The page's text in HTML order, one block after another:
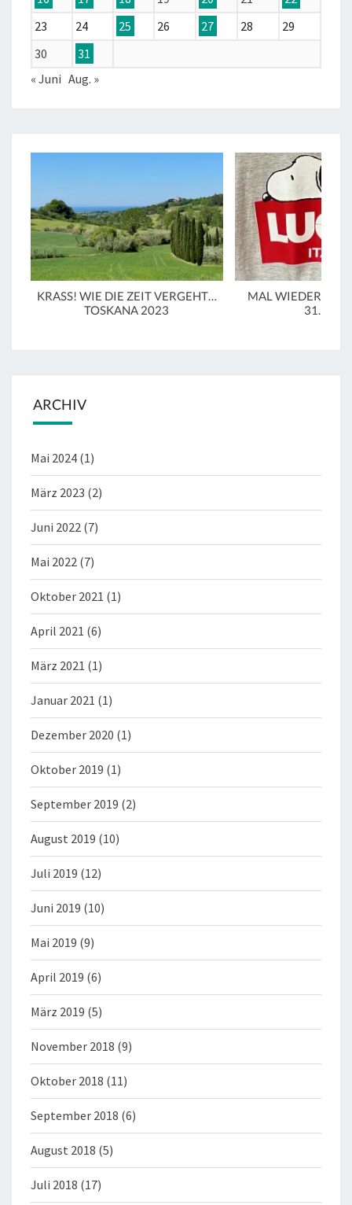
23
24 25 26 27 28
29
30
31
« Juni Aug. »
KRASS! WIE DIE ZEIT VERGEHT…
TOSKANA 2023
MAL WIEDER IN
ARCHIV
Mai 2024 (1)
März 2023 (2)
Juni 2022 (7)
Mai 2022 (7)
Oktober 2021 (1)
April 2021 (6)
März 2021 (1)
Januar 2021 (1)
Dezember 2020 (1)
Oktober 2019 (1)
September 2019 (2)
August 2019 (10)
Juli 2019 (12)
Juni 2019 (10)
Mai 2019 (9)
April 2019 (6)
März 2019 (5)
November 2018 (9)
Oktober 2018 (11)
September 2018 (6)
August 2018 (5)
Juli 2018 (17)